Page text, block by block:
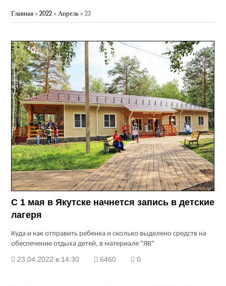
Главная »2022 » Апрель » 23
С 1 мая в Якутске начнется запись в детские
лагеря
Куда и как отправить ребенка и сколько выделено средств на
обеспечение отдыха детей, в материале "ЯВ"
23.04.2022 в 14:30 6460 0